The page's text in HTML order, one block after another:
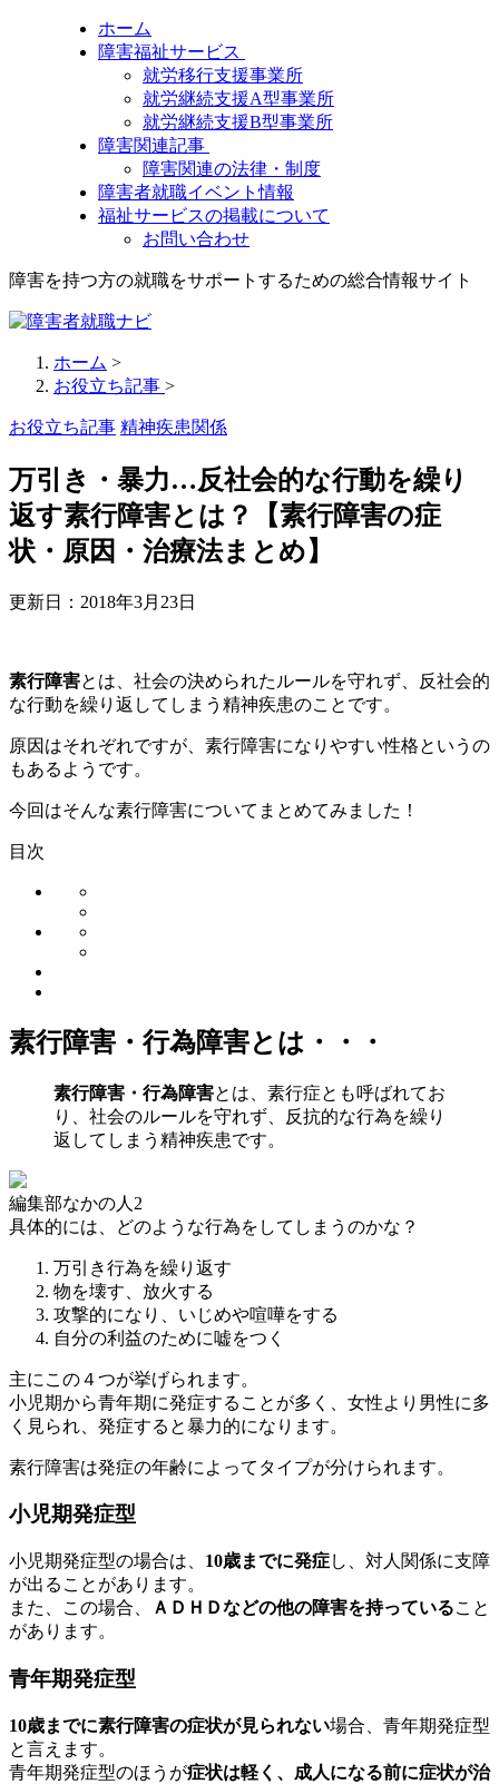
ホーム
障害福祉サービス
就労移行支援事業所
就労継続支援A型事業所
就労継続支援B型事業所
障害関連記事
障害関連の法律・制度
障害者就職イベント情報
福祉サービスの掲載について
お問い合わせ
障害を持つ方の就職をサポートするための総合情報サイト
ホーム >
お役立ち記事 >
お役立ち記事 精神疾患関係
万引き・暴力…反社会的な行動を繰り
返す素行障害とは？【素行障害の症
状・原因・治療法まとめ】
更新日： 2018年3月23日
素行障害とは、社会の決められたルールを守れず、反社会的
な行動を繰り返してしまう精神疾患のことです。
原因はそれぞれですが、素行障害になりやすい性格というの
もあるようです。
今回はそんな素行障害についてまとめてみました！
目次
素行障害・行為障害とは・・・
素行障害・行為障害とは、素行症とも呼ばれてお
り、 社会のルールを守れず、反抗的な行為を繰り
返してしまう精神疾患です。
編集部なかの人2
具体的には、どのような行為をしてしまうのかな？
万引き行為を繰り返す
物を壊す、放火する
攻撃的になり、いじめや喧嘩をする
自分の利益のために嘘をつく
主にこの４つが挙げられます。
小児期から青年期に発症することが多く、女性より 男性に多
く見られ、発症すると暴力的になります。
素行障害は発症の年齢によってタイプが分けられます。
小児期発症型
小児期発症型の場合は、 10歳までに発症し、 対人関係に支障
が出る ことがあります。
また、この場合、
ＡＤＨＤなどの他の障害を持っていること
があります。
青年期発症型
10歳までに素行障害の症状が見られない場合、 青年期発症型
と言えます。
青年期発症型のほうが症状は軽く、成人になる前に症状が治